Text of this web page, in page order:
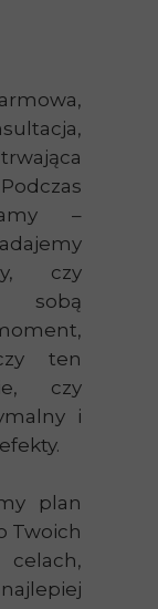
–
czy
ten
czy
i
plan
Twoich